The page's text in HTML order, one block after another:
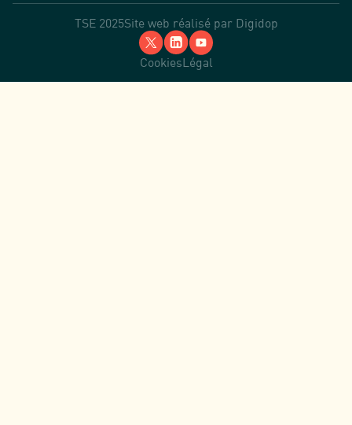
TSE 2025Site web réalisé par Digidop
CookiesLégal